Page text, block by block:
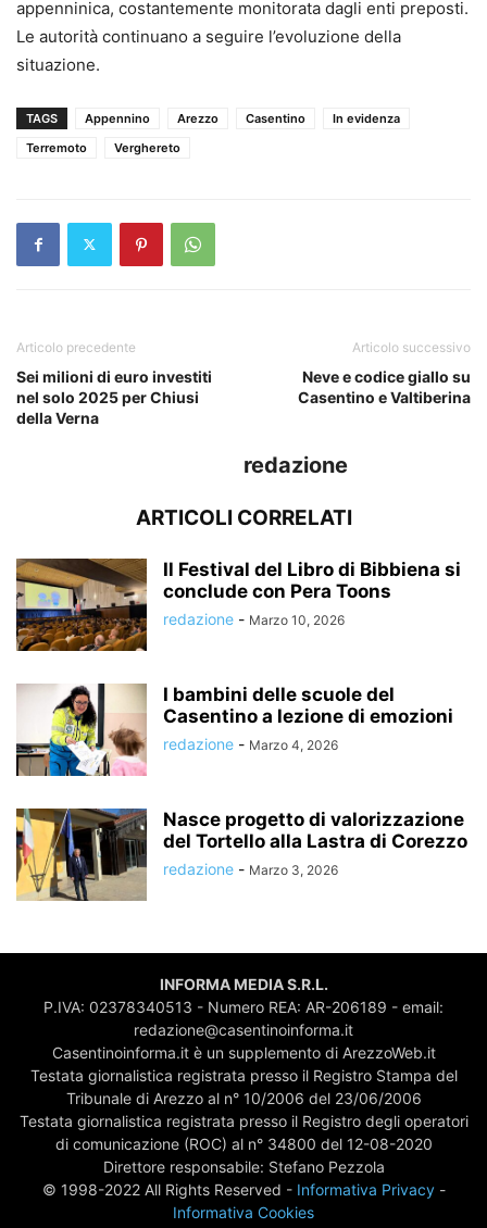
appenninica, costantemente monitorata dagli enti preposti.
Le autorità continuano a seguire l’evoluzione della
situazione.
TAGS Appennino Arezzo Casentino
In evidenza
Terremoto
Verghereto
Articolo precedente
Sei milioni di euro investiti
nel solo 2025 per Chiusi
della Verna
Articolo successivo
Neve e codice giallo su
Casentino e Valtiberina
redazione
ARTICOLI CORRELATI
Il Festival del Libro di Bibbiena si
conclude con Pera Toons
redazione - Marzo 10, 2026
I bambini delle scuole del
Casentino a lezione di emozioni
redazione - Marzo 4, 2026
Nasce progetto di valorizzazione
del Tortello alla Lastra di Corezzo
redazione - Marzo 3, 2026
INFORMA MEDIA S.R.L.
P.IVA: 02378340513 - Numero REA: AR-206189 - email:
redazione@casentinoinforma.it
Casentinoinforma.it è un supplemento di ArezzoWeb.it
Testata giornalistica registrata presso il Registro Stampa del
Tribunale di Arezzo al n° 10/2006 del 23/06/2006
Testata giornalistica registrata presso il Registro degli operatori
di comunicazione (ROC) al n° 34800 del 12-08-2020
Direttore responsabile: Stefano Pezzola
© 1998-2022 All Rights Reserved - Informativa Privacy-
Informativa Cookies